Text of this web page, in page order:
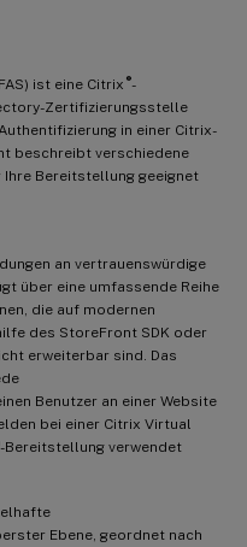
ist eine Citrix ®-
Zertifizierungsstelle
in einer Citrix-
beschreibt verschiedene
Bereitstellung geeignet
an vertrauenswürdige
über eine umfassende Reihe
die auf modernen
des StoreFront SDK oder
erweiterbar sind. Das
Benutzer an einer Website
bei einer Citrix Virtual
-Bereitstellung verwendet
Ebene, geordnet nach